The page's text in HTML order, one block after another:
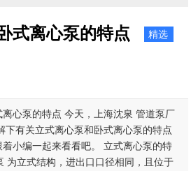
式离心泵的特点 精选
心泵的特点 今天，上海沈泉 管道泵厂
下有关立式离心泵和卧式离心泵的特点
小编一起来看看吧。 立式离心泵的特
为立式结构，进出口口径相同，且位于